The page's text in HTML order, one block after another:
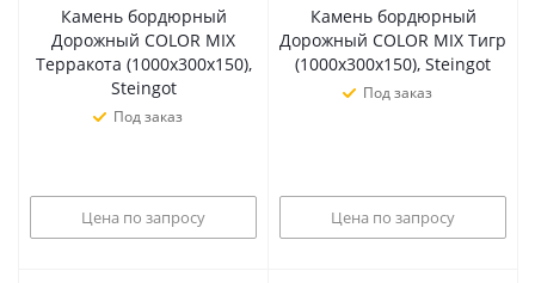
Камень бордюрный
Дорожный COLOR MIX
Терракота (1000х300х150),
Steingot
Под заказ
Цена по запросу
Камень бордюрный
Дорожный COLOR MIX Тигр
(1000х300х150), Steingot
Под заказ
Цена по запросу